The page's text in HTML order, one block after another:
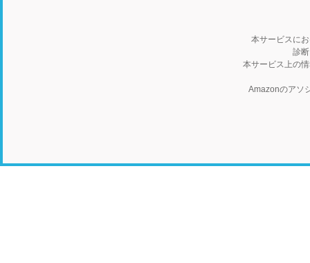
本サービスに
診
本サービス上の
Amazonのアソ